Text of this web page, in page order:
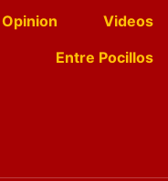
Opinion
Videos
Entre Pocillos